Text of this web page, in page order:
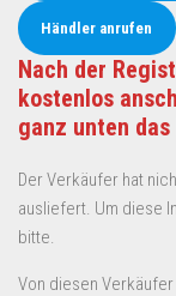
Händler anrufen
Nach der
kostenlos
ganz unten
Der Verkäufer hat
ausliefert. Um diese
bitte.
Von diesen